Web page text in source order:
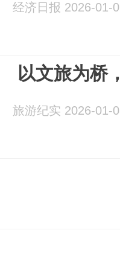
经济日报 2026-01-
以文旅为桥
旅游纪实 2026-01-